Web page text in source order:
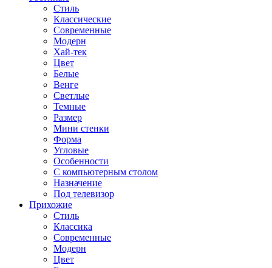
Стиль
Классические
Современные
Модерн
Хай-тек
Цвет
Белые
Венге
Светлые
Темные
Размер
Мини стенки
Форма
Угловые
Особенности
С компьютерным столом
Назначение
Под телевизор
Прихожие
Стиль
Классика
Современные
Модерн
Цвет